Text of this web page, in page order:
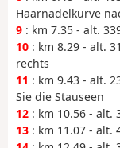
Haarnadelkurve
9 : km 7.35 - alt.
10 : km 8.29 - alt.
rechts
11 : km 9.43 - alt.
Sie die Stauseen
12 : km 10.56 - alt.
13 : km 11.07 - alt.